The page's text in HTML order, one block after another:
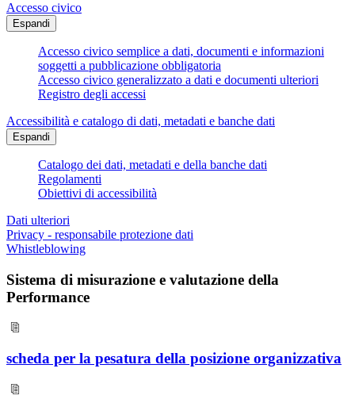
Accesso civico
Espandi
Accesso civico semplice a dati, documenti e informazioni
soggetti a pubblicazione obbligatoria
Accesso civico generalizzato a dati e documenti ulteriori
Registro degli accessi
Accessibilità e catalogo di dati, metadati e banche dati
Espandi
Catalogo dei dati, metadati e della banche dati
Regolamenti
Obiettivi di accessibilità
Dati ulteriori
Privacy - responsabile protezione dati
Whistleblowing
Sistema di misurazione e valutazione della
Performance
scheda per la pesatura della posizione organizzativa